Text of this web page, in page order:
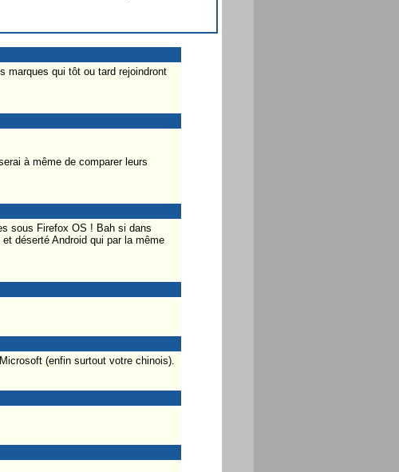
marques qui tôt ou tard rejoindront
à même de comparer leurs
sous Firefox OS ! Bah si dans
déserté Android qui par la même
(enfin surtout votre chinois).